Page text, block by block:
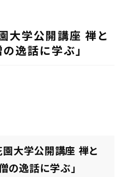
大学公開講座 禅と
逸話に学ぶ」
大学公開講座 禅と
の逸話に学ぶ」